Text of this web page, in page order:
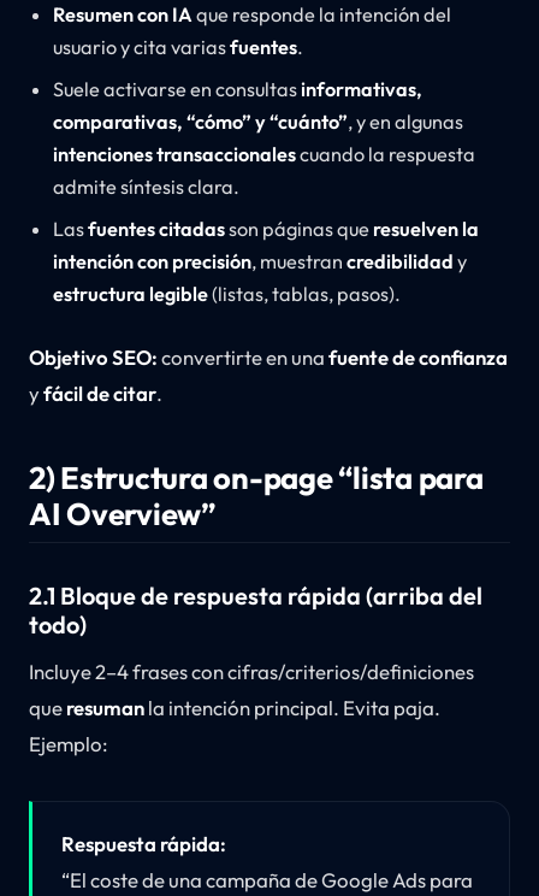
Resumen con IA que responde la intención del
usuario y cita variasfuentes.
Suele activarse en consultasinformativas,
comparativas, “cómo” y “cuánto”, y en algunas
intenciones transaccionalescuando la respuesta
admite síntesis clara.
Lasfuentes citadasson páginas que resuelven la
intención con precisión, muestran credibilidad y
estructura legible(listas, tablas, pasos).
Objetivo SEO:convertirte en unafuente de confianza
yfácil de citar.
2) Estructura on-page “lista para
AI Overview”
2.1 Bloque de respuesta rápida (arriba del
todo)
Incluye 2–4 frases con cifras/criterios/definiciones
queresumanla intención principal. Evita paja.
Ejemplo:
Respuesta rápida:
“El coste de una campaña de Google Ads para